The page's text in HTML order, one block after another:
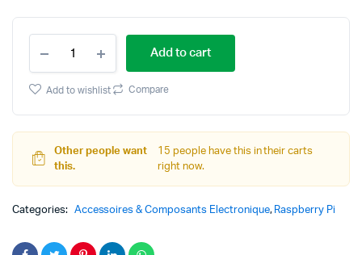
Original
د.ت 59,000.
Current
د.ت 29,000.
Raspberry
5MP
REV
quantity
Add to cart
Add to wishlist Compare
Other people want
this.
15 people have this in their carts
right now.
Categories: Accessoires & Composants Electronique, Raspberry Pi